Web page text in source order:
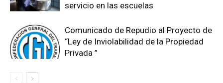
servicio en las escuelas
Comunicado de Repudio al Proyecto de
“Ley de Inviolabilidad de la Propiedad
Privada ”